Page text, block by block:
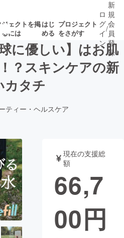
ジェクトを掲
には
はじ
める
プロジェクト
をさがす
プロ募集終了が近いプ
ジェット
書籍・雑誌
チャレンジ
ロ
グ
イ
ン
/
新
規
会
員
登
録
に優しい】はお肌
？スキンケアの新
カタチ
ティー・ヘルスケア
現在の支援総
額
66,7
00円